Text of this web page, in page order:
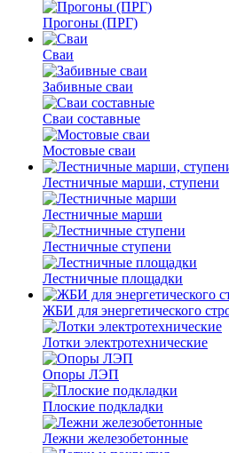
Прогоны (ПРГ)
Сваи
Забивные сваи
Сваи составные
Мостовые сваи
Лестничные марши, ступени
Лестничные марши
Лестничные ступени
Лестничные площадки
ЖБИ для энергетического
Лотки электротехнические
Опоры ЛЭП
Плоские подкладки
Лежни железобетонные